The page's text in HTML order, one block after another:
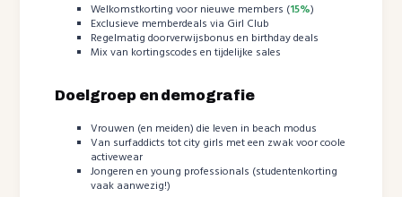
Welkomstkorting voor nieuwe members (15%)
Exclusieve memberdeals via Girl Club
Regelmatig doorverwijsbonus en birthday deals
Mix van kortingscodes en tijdelijke sales
Doelgroep en demografie
Vrouwen (en meiden) die leven in beach modus
Van surfaddicts tot city girls met een zwak voor coole
activewear
Jongeren en young professionals (studentenkorting
vaak aanwezig!)